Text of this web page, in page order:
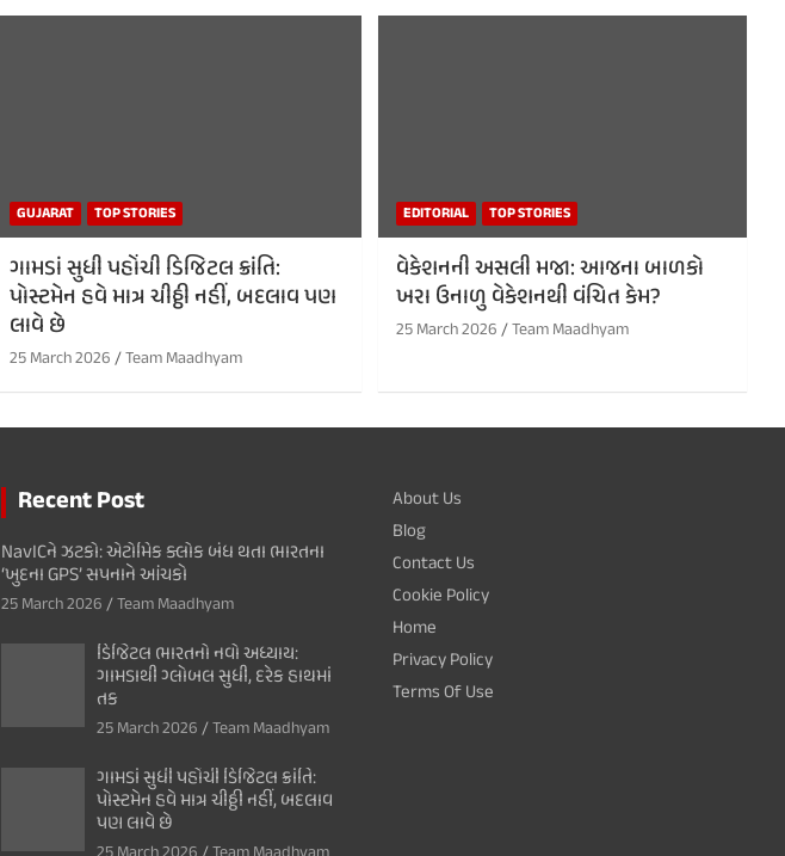
GUJARAT TOP STORIES
ગામડાં સુધી પહોંચી ડિજિટલ ક્રાંતિ:
પોસ્ટમેન હવે માત્ર ચીઠ્ઠી નહીં, બદલાવ પણ
લાવે છે
25 March 2026 Team Maadhyam
EDITORIAL TOP STORIES
વેકેશનની અસલી મજા: આજના બાળકો
ખરા ઉનાળુ વેકેશનથી વંચિત કેમ?
25 March 2026 Team Maadhyam
Recent Post
NavICને ઝટકો: એટોમિક ક્લોક બંધ થતા ભારતના
‘ખુદના GPS’ સપનાને આંચકો
25 March 2026 Team Maadhyam
ડિજિટલ ભારતનો નવો અધ્યાય:
ગામડાથી ગ્લોબલ સુધી, દરેક હાથમાં
તક
25 March 2026 Team Maadhyam
ગામડાં સુધી પહોંચી ડિજિટલ ક્રાંતિ:
પોસ્ટમેન હવે માત્ર ચીઠ્ઠી નહીં, બદલાવ
પણ લાવે છે
About Us
Blog
Contact Us
Cookie Policy
Home
Privacy Policy
Terms Of Use